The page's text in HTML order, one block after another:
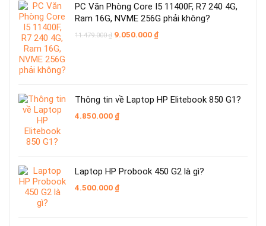
PC Văn Phòng Core I5 11400F, R7 240 4G,
Ram 16G, NVME 256G phải không?
11.479.000₫ Giá
9.050.000 ₫Giá
Thông tin về Laptop HP Elitebook 850 G1?
4.850.000 ₫
Laptop HP Probook 450 G2 là gì?
4.500.000 ₫